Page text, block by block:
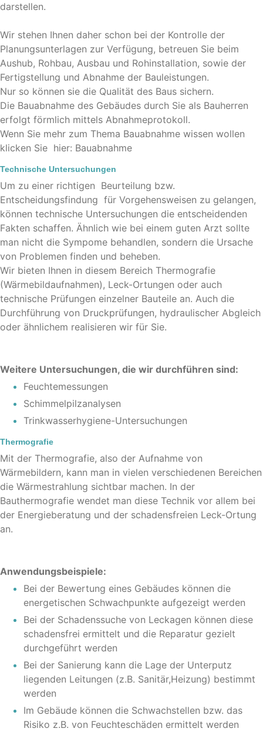
darstellen.
Wir stehen Ihnen daher schon bei der Kontrolle der
Planungsunterlagen zur Verfügung, betreuen Sie beim
Aushub, Rohbau, Ausbau und Rohinstallation, sowie der
Fertigstellung und Abnahme der Bauleistungen.
Nur so können sie die Qualität des Baus sichern.
Die Bauabnahme des Gebäudes durch Sie als Bauherren
erfolgt förmlich mittels Abnahmeprotokoll.
Wenn Sie mehr zum Thema Bauabnahme wissen wollen
klicken Sie hier: Bauabnahme
Technische Untersuchungen
Um zu einer richtigen Beurteilung bzw.
Entscheidungsfindung für Vorgehensweisen zu gelangen,
können technische Untersuchungen die entscheidenden
Fakten schaffen. Ähnlich wie bei einem guten Arzt sollte
man nicht die Sympome behandlen, sondern die Ursache
von Problemen finden und beheben.
Wir bieten Ihnen in diesem Bereich Thermografie
(Wärmebildaufnahmen), Leck-Ortungen oder auch
technische Prüfungen einzelner Bauteile an. Auch die
Durchführung von Druckprüfungen, hydraulischer Abgleich
oder ähnlichem realisieren wir für Sie.
Weitere Untersuchungen, die wir durchführen sind:
Feuchtemessungen
Schimmelpilzanalysen
Trinkwasserhygiene-Untersuchungen
Thermografie
Mit der Thermografie, also der Aufnahme von
Wärmebildern, kann man in vielen verschiedenen Bereichen
die Wärmestrahlung sichtbar machen. In der
Bauthermografie wendet man diese Technik vor allem bei
der Energieberatung und der schadensfreien Leck-Ortung
an.
Anwendungsbeispiele:
Bei der Bewertung eines Gebäudes können die
energetischen Schwachpunkte aufgezeigt werden
Bei der Schadenssuche von Leckagen können diese
schadensfrei ermittelt und die Reparatur gezielt
durchgeführt werden
Bei der Sanierung kann die Lage der Unterputz
liegenden Leitungen (z.B. Sanitär,Heizung) bestimmt
werden
Im Gebäude können die Schwachstellen bzw. das
Risiko z.B. von Feuchteschäden ermittelt werden